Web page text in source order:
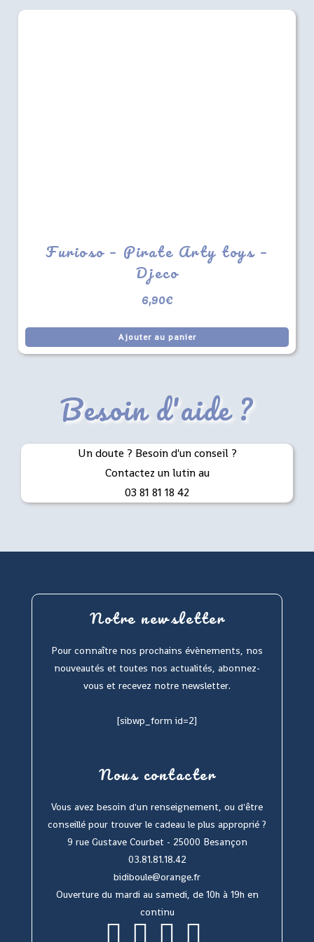
Furioso – Pirate Arty toys –
Djeco
6,90€
Ajouter au panier
Besoin d'aide ?
Un doute ? Besoin d'un conseil ?
Contactez un lutin au
03 81 81 18 42
Notre newsletter
Pour connaître nos prochains évènements, nos
nouveautés et toutes nos actualités, abonnez-
vous et recevez notre newsletter.
[sibwp_form id=2]
Nous contacter
Vous avez besoin d'un renseignement, ou d'être
conseillé pour trouver le cadeau le plus approprié ?
9 rue Gustave Courbet - 25000 Besançon
03.81.81.18.42
bidiboule@orange.fr
Ouverture du mardi au samedi, de 10h à 19h en
continu
S’ouvre
S’ouvre
S’ouvre